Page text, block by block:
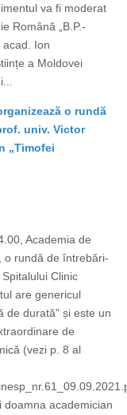
va fi moderat
Română „B.P.-
acad. Ion
a Moldovei
o rundă
univ. Victor
„Timofei
Academia de
o rundă de întrebări-
Clinic
are genericul
de durată” și este un
de
(vezi p. 8 al
doamna academician